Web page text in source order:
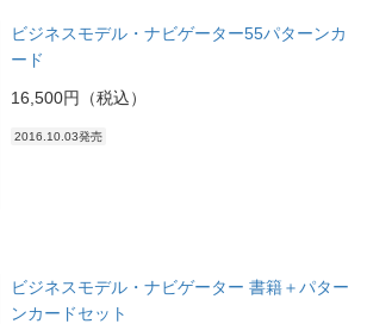
ビジネスモデル・ナビゲーター55パターンカ
ード
16,500円（税込）
2016.10.03発売
ビジネスモデル・ナビゲーター 書籍＋パター
ンカードセット